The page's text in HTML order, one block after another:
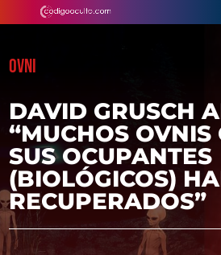
OVNI
DAVID GRUSCH
“MUCHOS OVNIS
SUS OCUPANTES
(BIOLÓGICOS)
RECUPERADOS”